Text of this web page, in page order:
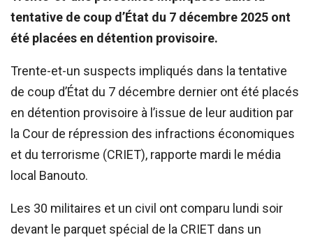
tentative de coup d’État du 7 décembre 2025 ont
été placées en détention provisoire.
Trente-et-un suspects impliqués dans la tentative
de coup d’État du 7 décembre dernier ont été placés
en détention provisoire à l’issue de leur audition par
la Cour de répression des infractions économiques
et du terrorisme (CRIET), rapporte mardi le média
local Banouto.
Les 30 militaires et un civil ont comparu lundi soir
devant le parquet spécial de la CRIET dans un